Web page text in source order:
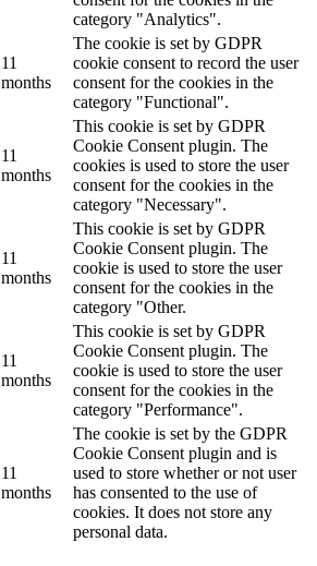
category "Analytics".
11
months
The cookie is set by GDPR
cookie consent to record the user
consent for the cookies in the
category "Functional".
11
months
This cookie is set by GDPR
Cookie Consent plugin. The
cookies is used to store the user
consent for the cookies in the
category "Necessary".
11
months
This cookie is set by GDPR
Cookie Consent plugin. The
cookie is used to store the user
consent for the cookies in the
category "Other.
11
months
This cookie is set by GDPR
Cookie Consent plugin. The
cookie is used to store the user
consent for the cookies in the
category "Performance".
11
months
The cookie is set by the GDPR
Cookie Consent plugin and is
used to store whether or not user
has consented to the use of
cookies. It does not store any
personal data.